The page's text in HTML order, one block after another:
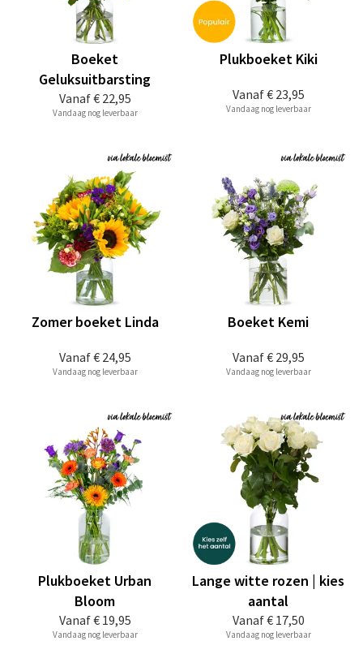
Vanaf€ 22,95
Boeket
Geluksuitbarsting
Vandaag nog leverbaar
Vanaf€ 23,95
Plukboeket Kiki
Vandaag nog leverbaar
Vanaf€ 24,95
Zomer boeket Linda
Vandaag nog leverbaar
Vanaf€ 29,95
Boeket Kemi
Vandaag nog leverbaar
Vanaf€ 19,95
Plukboeket Urban
Bloom
Vandaag nog leverbaar
Vanaf€ 17,50
Lange witte rozen | kies
aantal
Vandaag nog leverbaar